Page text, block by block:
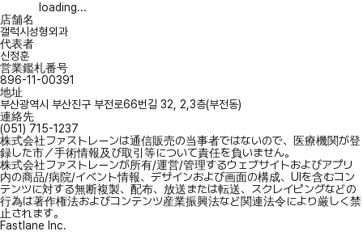
loading...
店舗名
갤럭시성형외과
代表者
신정훈
営業鑑札番号
896-11-00391
地址
부산광역시 부산진구 부전로66번길 32, 2,3층(부전동)
連絡先
(051) 715-1237
株式会社ファストレーンは通信販売の当事者ではないので、医療機関が登
録した市／手術情報及び取引等について責任を負いません。
株式会社ファストレーンが所有/運営/管理するウェブサイトおよびアプリ
内の商品/病院/イベント情報、デザインおよび画面の構成、UIを含むコン
テンツに対する無断複製、配布、放送または転送、スクレイピングなどの
行為は著作権法およびコンテンツ産業振興法など関連法令により厳しく禁
止されます。
Fastlane Inc.